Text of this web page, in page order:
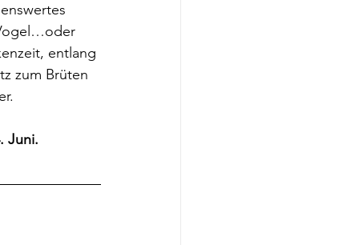
entlang
zum Brüten
Juni.